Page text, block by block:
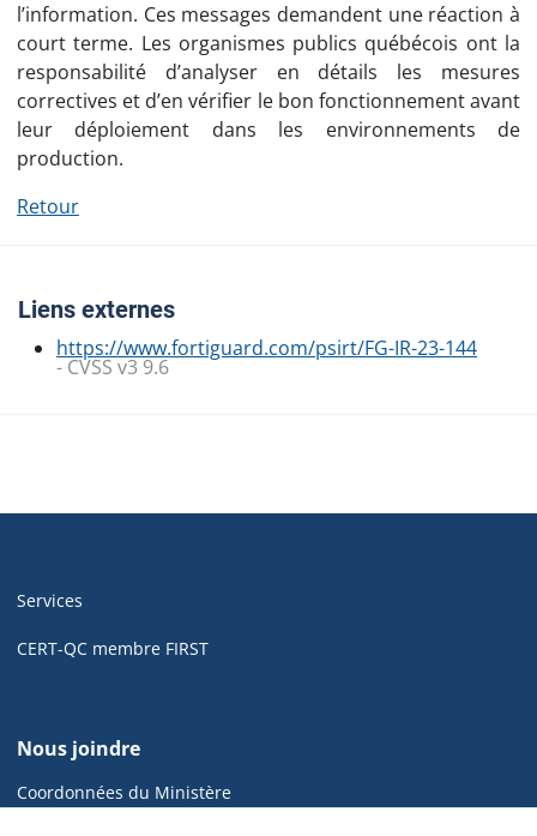
l’information. Ces messages demandent une réaction à
court terme. Les organismes publics québécois ont la
responsabilité d’analyser en détails les mesures
correctives et d’en vérifier le bon fonctionnement avant
leur déploiement dans les environnements de
production.
Retour
Liens externes
https://www.fortiguard.com/psirt/FG-IR-23-144
- CVSS v3 9.6
de
pied
de
de
cyber.gouv.qc.ca
Services
CERT-QC membre FIRST
Nous joindre
Coordonnées du Ministère